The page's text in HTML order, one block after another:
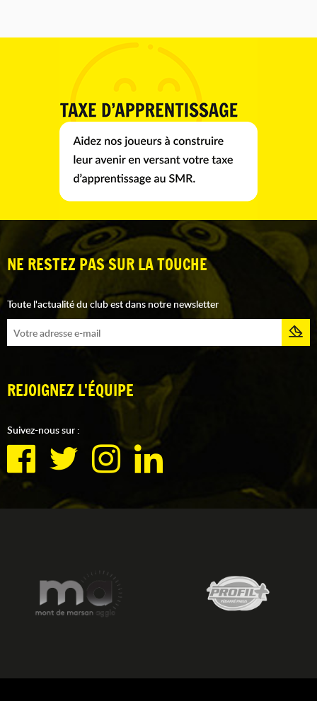
NE RESTEZ PAS SUR LA TOUCHE
Toute l'actualité du club est dans notre newsletter
REJOIGNEZ L'ÉQUIPE
Suivez-nous sur :